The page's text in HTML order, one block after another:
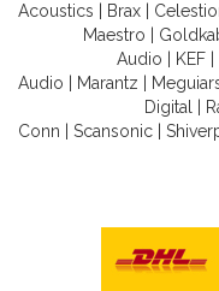
Acoustics
Brax
Maestro
Audio
KEF|
Audio
Marantz
Digital
Conn
Scansonic